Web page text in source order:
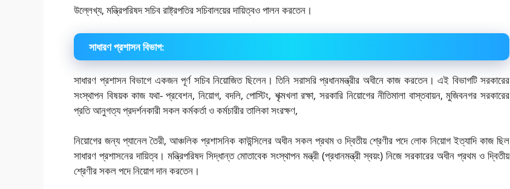
উল্লেখ্য, মন্ত্রিপরিষদ সচিব রাষ্ট্রপতির সচিবালয়ের দায়িত্বও পালন করতেন।
সাধারণ প্রশাসন বিভাগ:
সাধারণ প্রশাসন বিভাগে একজন পূর্ণ সচিব নিয়োজিত ছিলেন। তিনি সরাসরি প্রধানমন্ত্রীর অধীনে কাজ করতেন। এই বিভাগটি সরকারের
সংস্থাপন বিষয়ক কাজ যথা- প্রবেশন, নিয়োগ, বদলি, পোস্টিং, শৃক্মখলা রক্ষা, সরকারি নিয়োগের নীতিমালা বাস্তবায়ন, মুজিবনগর সরকারের
প্রতি আনুগত্য প্রদর্শনকারী সকল কর্মকর্তা ও কর্মচারীর তালিকা সংরক্ষণ,
নিয়োগের জন্য প্যানেল তৈরী, আঞ্চলিক প্রশাসনিক কাউন্সিলের অধীন সকল প্রথম ও দ্বিতীয় শ্রেণীর পদে লোক নিয়োগ ইত্যাদি কাজ ছিল
সাধারণ প্রশাসনের দায়িত্ব। মন্ত্রিপরিষদ সিদ্ধান্ত মোতাবেক সংস্থাপন মন্ত্রী (প্রধানমন্ত্রী স্বয়ং) নিজে সরকারের অধীন প্রথম ও দ্বিতীয়
শ্রেণীর সকল পদে নিয়োগ দান করতেন।